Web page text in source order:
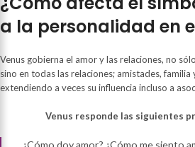
a la personalidad en
Venus gobierna el amor y las relaciones, no
sino en todas las relaciones; amistades,
extendiendo a veces su influencia incluso a
Venus responde las siguientes
¿Cómo doy amor? ¿Cómo me siento